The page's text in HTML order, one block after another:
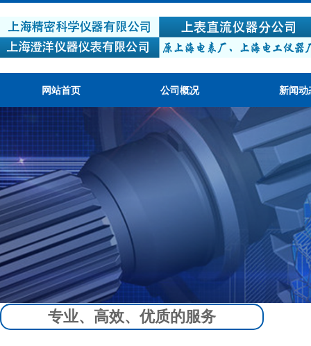
网站首页 公司概况 新闻动
产品质量可靠，性价比高
专业、高效、优质的服务